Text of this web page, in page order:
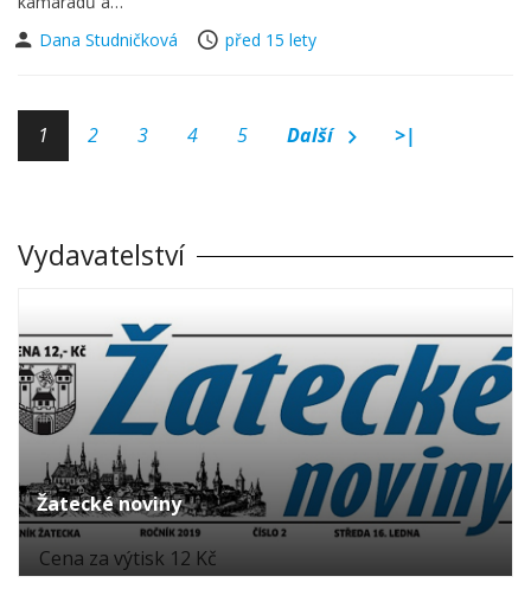
Dana Studničková
před 15 lety
1 2 3 4 5 Další >|
Vydavatelství
Žatecké noviny
Cena za výtisk 12 Kč